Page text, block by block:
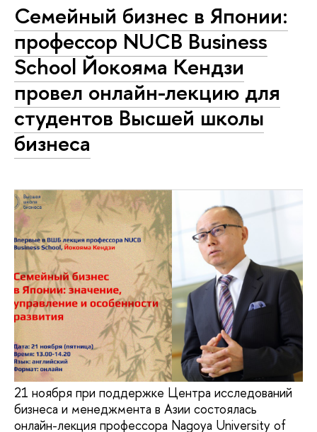
Семейный бизнес в Японии:
профессор NUCB Business
School Йокояма Кендзи
провел онлайн-лекцию для
студентов Высшей школы
бизнеса
21 ноября при поддержке Центра исследований
бизнеса и менеджмента в Азии состоялась
онлайн-лекция профессора Nagoya University of